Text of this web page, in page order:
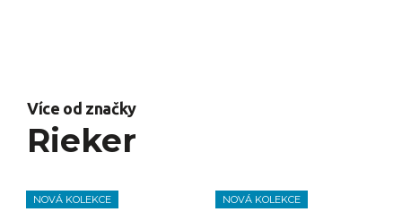
Více od značky
Rieker
NOVÁ KOLEKCE NOVÁ KOLEKCE